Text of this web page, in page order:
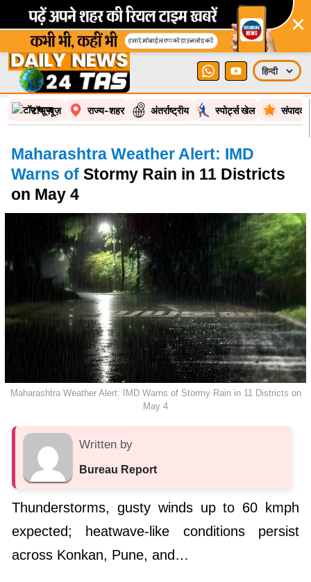
×
टॉप न्यूज़ राज्य-शहर अंतर्राष्ट्रीय स्पोर्ट्स खेल
Maharashtra Weather Alert: IMD
Warns of Stormy Rain in 11 Districts
on May 4
Maharashtra Weather Alert: IMD Warns of Stormy Rain in 11 Districts on
May 4
Written by
Bureau Report
Thunderstorms, gusty winds up to 60 kmph
expected; heatwave-like conditions persist
across Konkan, Pune, and…